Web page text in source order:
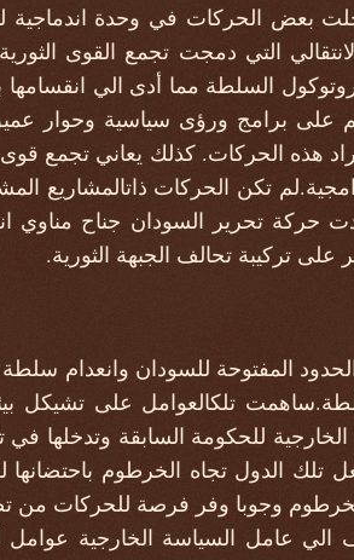
بعض الحركات في وحدة
التي دمجت تجمع القوى
السلطة مما أدى الي
على برامج ورؤى سياسية وحوار
هذه الحركات. كذلك يعاني تجمع
تكن الحركات ذاتالمشاريع
حركة تحرير السودان جناح مناوي
على تركيبة تحالف الجبهة الثورية.
المفتوحة للسودان وانعدام سلطة
تلكالعوامل على تشيكل
للحكومة السابقة وتدخلها في
الدول تجاه الخرطوم باحتضانها
وجوبا وفر فرصة للحركات من
العام ٢٠١٢ . ويضاف الي عامل السياسة